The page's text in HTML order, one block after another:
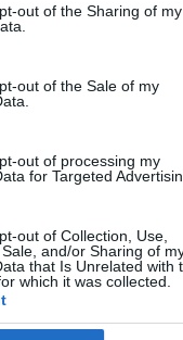
visit or usage
to Google and its
below specified
out of the Sharing of my
out of the Sale of my
out of processing my
for Targeted
out of Collection, Use,
and/or Sharing of
that Is Unrelated with
which it was collected.
A DOMUSHOZ
01. 12:14
Ungár Péterrel, a
szombat reggel.
LÁSZLÓ
IDŐKÖZI
01. 09:30
PIKK-PAKK
SZÜKSÉGES
13:18
több gyűlt össze.